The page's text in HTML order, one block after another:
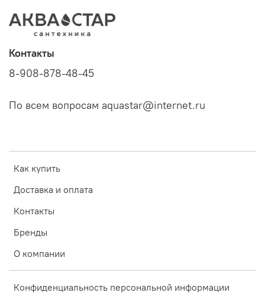
Как купить
Доставка и оплата
Контакты
Бренды
О компании
Конфиденциальность персональной информации
Контакты
8-908-878-48-45
По всем вопросам aquastar@internet.ru